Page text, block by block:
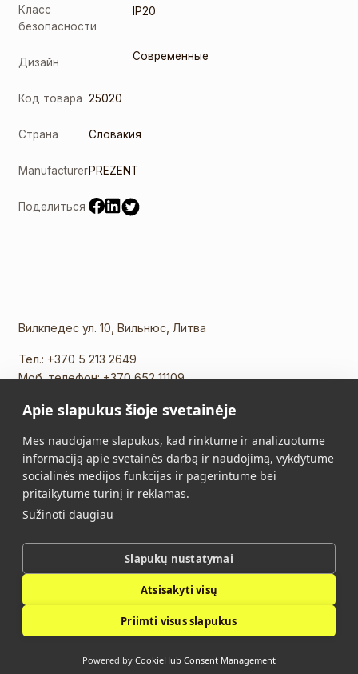
Класс
безопасности
IP20
Дизайн Современные
Код товара 25020
Страна Словакия
ManufacturerPREZENT
Поделиться
Вилкпедес ул. 10, Вильнюс, Литва
Тел.: +370 5 213 2649
Моб. телефон:+370 652 11109
О нас Контакты
Правила Покупки
Vidalis © 2026. Все права защищены.
Политика конфиденциальности
Apie slapukus šioje svetainėje
Mes naudojame slapukus, kad rinktume ir analizuotume
informaciją apie svetainės darbą ir naudojimą, vykdytume
socialinės medijos funkcijas ir pagerintume bei
pritaikytume turinį ir reklamas.
Sužinoti daugiau
Slapukų nustatymai
Atsisakyti visų
Priimti visus slapukus
Powered by CookieHub Consent Management